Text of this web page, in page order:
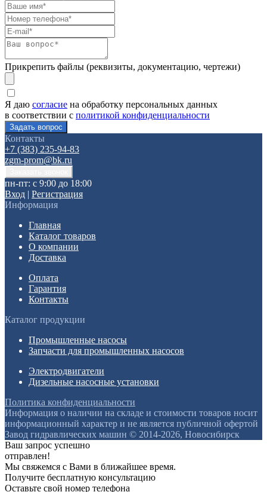
Прикрепить файлы (реквизиты, документацию, чертежи)
Я даю согласие на обработку персональных данных
в соответствии с политикой конфиденциальности
Контакты
+7 (383) 235-94-83
zgm-prom@bk.ru
пн-пт: с 9:00 до 18:00
Вход | Регистрация
Информация
Главная
Каталог товаров
О компании
Доставка
Оплата
Гарантия
Контакты
Каталог продукции
Промышленные насосы
Запчасти для промышленных насосов
Электродвигатели
Дизельные насосные установки
Политика конфиденциальности
Информация о наличии на складе и стоимости товаров носит
информационный характер и не является публичной офертой
Завод гидравлических машин © 2014-2026, Новосибирск
Ваш запрос успешно
отправлен!
Мы свяжемся с Вами в ближайшее время.
Получите бесплатную консультацию
Оставьте свой номер телефона